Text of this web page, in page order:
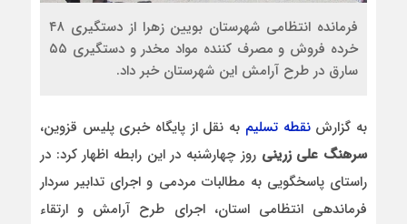
فرمانده انتظامي شهرستان بويين زهرا از دستگيری ۴۸
خرده فروش و مصرف کننده مواد مخدر و دستگیری ۵۵
سارق در طرح آرامش اين شهرستان خبر داد.
به گزارشنقطه تسلیم به نقل از پایگاه خبری پلیس قزوین،
سرهنگ علی زرینی روز چهارشنبه در این رابطه اظهار کرد: در
راستای پاسخگويی به مطالبات مردمی و اجرای تدابیر سردار
فرماندهی انتظامی استان، اجرای طرح آرامش و ارتقاء